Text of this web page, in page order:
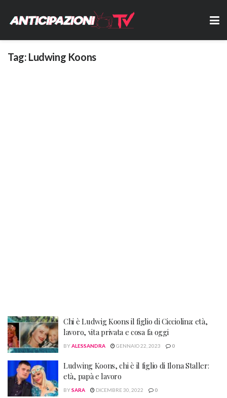
Tag: Ludwing Koons
Chi è Ludwig Koons il figlio di Cicciolina: età,
lavoro, vita privata e cosa fa oggi
BYALESSANDRA GENNAIO 22, 2023 0
Ludwing Koons, chi è il figlio di Ilona Staller:
età, papà e lavoro
BYSARA DICEMBRE 30, 2022 0